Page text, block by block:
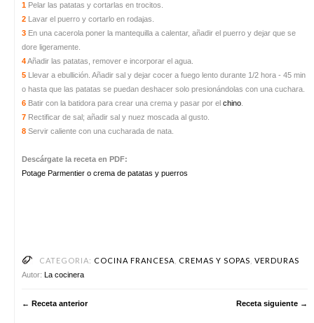
1 Pelar las patatas y cortarlas en trocitos.
2 Lavar el puerro y cortarlo en rodajas.
3 En una cacerola poner la mantequilla a calentar, añadir el puerro y dejar que se
dore ligeramente.
4Añadir las patatas, remover e incorporar el agua.
5 Llevar a ebullición. Añadir sal y dejar cocer a fuego lento durante 1/2 hora - 45 min
o hasta que las patatas se puedan deshacer solo presionándolas con una cuchara.
6 Batir con la batidora para crear una crema y pasar por el chino.
7 Rectificar de sal; añadir sal y nuez moscada al gusto.
8 Servir caliente con una cucharada de nata.
Descárgate la receta en PDF:
Potage Parmentier o crema de patatas y puerros
CATEGORIA: COCINA FRANCESA CREMAS Y SOPAS VERDURAS
Autor: La cocinera
← Receta anterior Receta siguiente →